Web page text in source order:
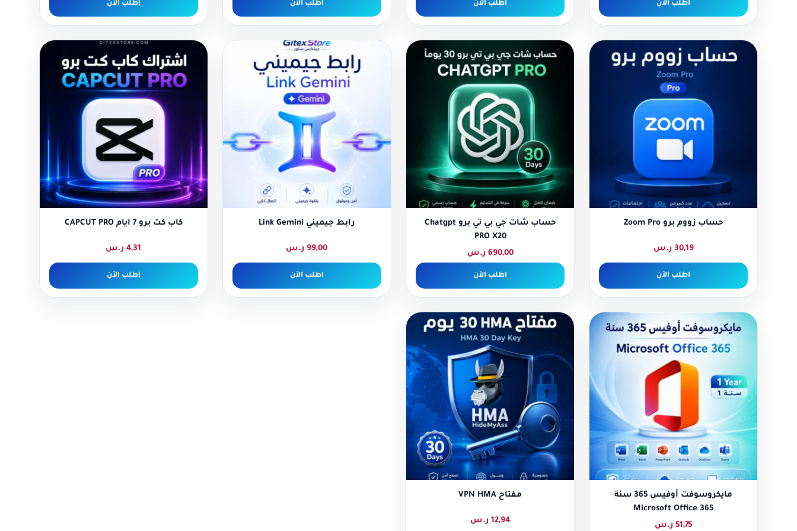
اطلب الآن اطلب الآن اطلب الآن اطلب الآن
حساب زووم برو Zoom Pro
30,19 ر.س
اطلب الآن
حساب شات جي بي تي برو Chatgpt
PRO X20
690,00 ر.س
اطلب الآن
رابط جيميني Link Gemini
99,00 ر.س
اطلب الآن
كاب كت برو 7 ايام CAPCUT PRO
4,31 ر.س
اطلب الآن
مايكروسوفت أوفيس 365 سنة
Microsoft Office 365
51,75 ر.س
مفتاح VPN HMA
12,94 ر.س